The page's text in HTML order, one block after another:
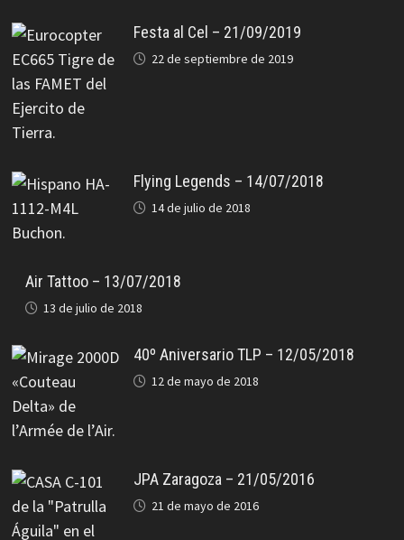
Festa al Cel – 21/09/2019
22 de septiembre de 2019
Flying Legends – 14/07/2018
14 de julio de 2018
Air Tattoo – 13/07/2018
13 de julio de 2018
40º Aniversario TLP – 12/05/2018
12 de mayo de 2018
JPA Zaragoza – 21/05/2016
21 de mayo de 2016